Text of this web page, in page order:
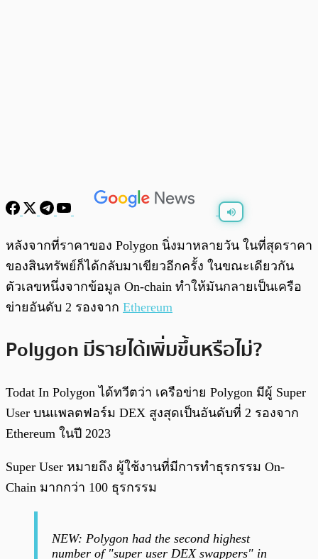
พร้อมเล่น 0:00 /
หลังจากที่ราคาของ Polygon นิ่งมาหลายวัน ในที่สุดราคา
ของสินทรัพย์ก็ได้กลับมาเขียวอีกครั้ง ในขณะเดียวกัน
ตัวเลขหนึ่งจากข้อมูล On-chain ทำให้มันกลายเป็นเครือ
ข่ายอันดับ 2 รองจาก Ethereum
Polygon มีรายได้เพิ่มขึ้นหรือไม่?
Todat In Polygon ได้ทวีตว่า เครือข่าย Polygon มีผู้ Super
User บนแพลตฟอร์ม DEX สูงสุดเป็นอันดับที่ 2 รองจาก
Ethereum ในปี 2023
Super User หมายถึง ผู้ใช้งานที่มีการทำธุรกรรม On-
Chain มากกว่า 100 ธุรกรรม
NEW: Polygon had the second highest
number of "super user DEX swappers" in